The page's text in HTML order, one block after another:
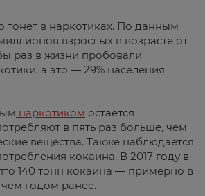
тонет в наркотиках. По данным
взрослых в возрасте от
раз в жизни пробовали
а это — 29% населения
наркотиком остается
в пять раз больше, чем
вещества. Также наблюдается
кокаина. В 2017 году в
140 тонн кокаина — примерно в
годом ранее.